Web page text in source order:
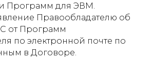
Программ для ЭВМ.
Правообладателю об
от Программ
по электронной почте по
в Договоре.